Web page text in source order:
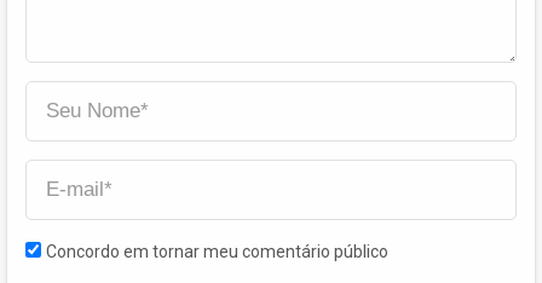
Concordo em tornar meu comentário público